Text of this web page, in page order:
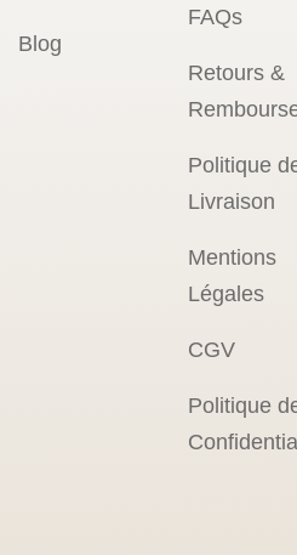
Blog
FAQs
Retours &
Politique
Livraison
Mentions
Légales
CGV
Politique